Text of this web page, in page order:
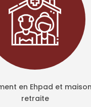
en Ehpad et
retraite